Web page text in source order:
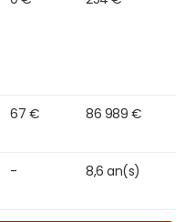
67 € 86 989 €
- 8,6 an(s)